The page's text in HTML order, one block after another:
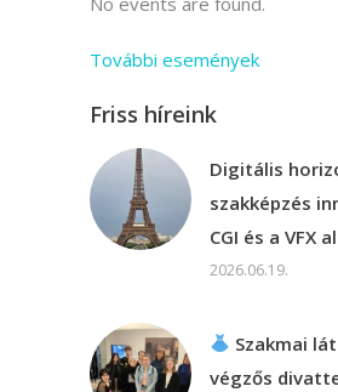
További események
Friss híreink
Digitális
szakképzés
CGI és a VFX
2026.06.19.
Szakmai
végzős